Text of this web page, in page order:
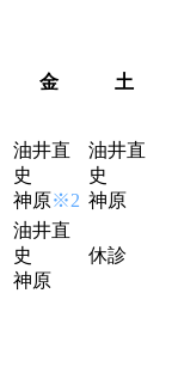
金 土
油井直
史
神原※2
油井直
史
神原
油井直
史
神原
休診